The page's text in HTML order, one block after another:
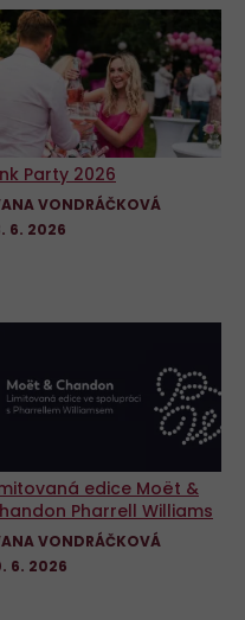
Party 2026
VONDRÁČKOVÁ
6. 2026
edice Moët &
Pharrell Williams
VONDRÁČKOVÁ
6. 2026